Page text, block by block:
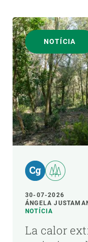
NOTÍCIA
30-07-2026
ÁNGELA
NOTÍCIA
La calor